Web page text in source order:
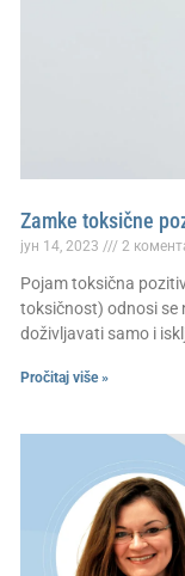
Zamke toksične
јун 14, 2023 2
Pojam toksična
toksičnost) odnosi se
doživljavati samo i
Pročitaj više »